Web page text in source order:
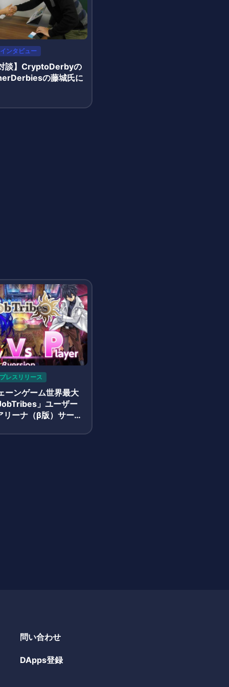
インタビュー
談】CryptoDerbyの
の藤城氏に
プレスリリース
ーンゲーム世界最大
」ユーザー
リーナ（β版）サービ
問い合わせ
DApps登録